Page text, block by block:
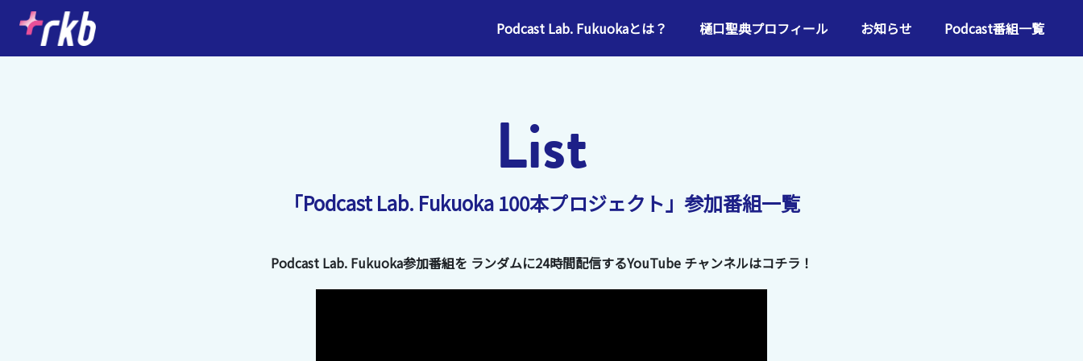
Podcast Lab. Fukuokaとは？ 樋口聖典プロフィール お知らせ Podcast番組一覧
List
「Podcast Lab. Fukuoka 100本プロジェクト」参加番組一覧
Podcast Lab. Fukuoka参加番組を ランダムに24時間配信するYouTubeチャンネルはコチラ！